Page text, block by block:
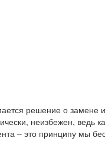
решение о
неизбежен, ведь
– это принципу мы